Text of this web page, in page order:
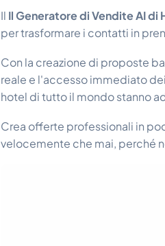
Il Il Generatore di Vendite AI di
per trasformare i contatti in
Con la creazione di proposte
reale e l'accesso immediato
hotel di tutto il mondo stanno
Crea offerte professionali in
velocemente che mai, perché